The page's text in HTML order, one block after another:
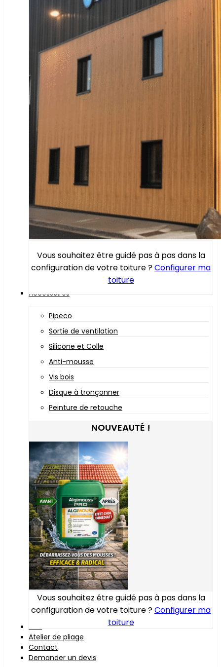
Vous souhaitez être guidé pas à pas dans la
configuration de votre toiture ?Configurer ma
toiture
Accessoires
Pipeco
Sortie de ventilation
Silicone et Colle
Anti-mousse
Vis bois
Disque à tronçonner
Peinture de retouche
NOUVEAUTÉ !
Vous souhaitez être guidé pas à pas dans la
configuration de votre toiture ?Configurer ma
toiture
Atelier de pliage
Contact
Demander un devis